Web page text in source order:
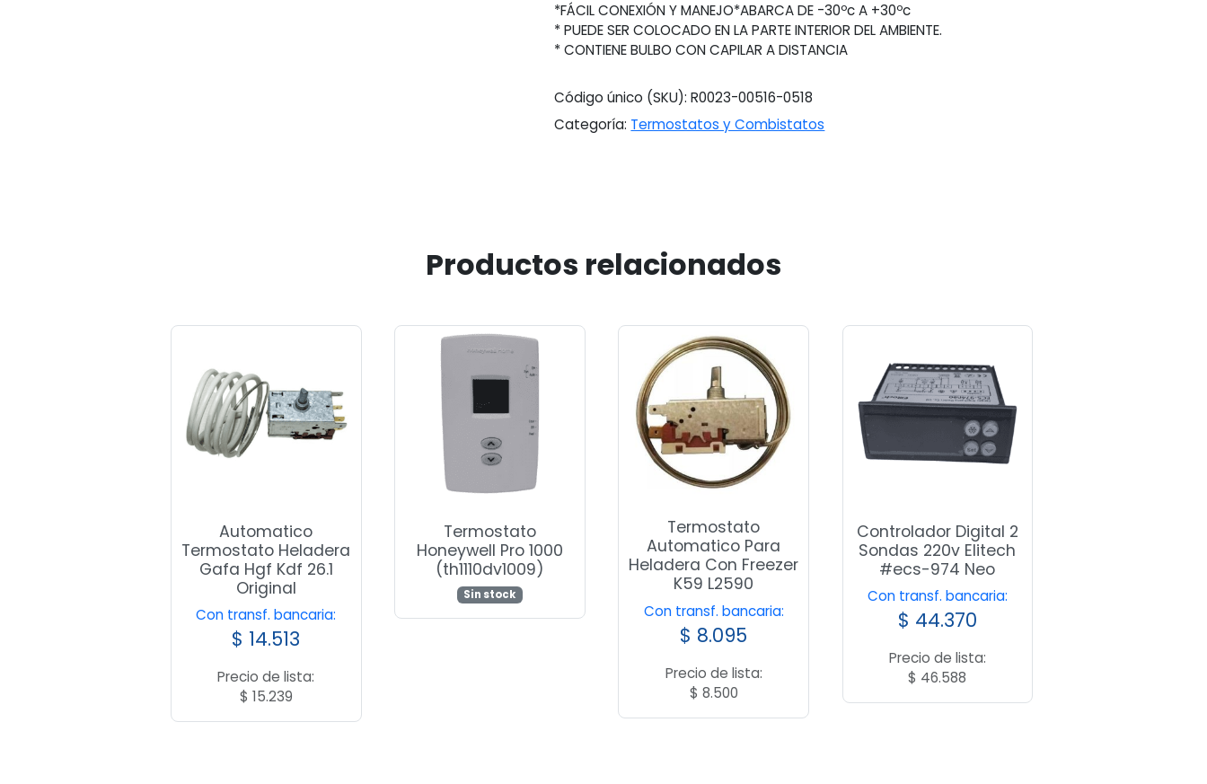
*FÁCIL CONEXIÓN Y MANEJO*ABARCA DE -30ºc A +30ºc
* PUEDE SER COLOCADO EN LA PARTE INTERIOR DEL AMBIENTE.
* CONTIENE BULBO CON CAPILAR A DISTANCIA
Código único (SKU):R0023-00516-0518
Categoría: Termostatos y Combistatos
Productos relacionados
Automatico
Termostato Heladera
Gafa Hgf Kdf 26.1
Original
Con transf. bancaria:
$ 14.513
Precio de lista:
$ 15.239
Termostato
Honeywell Pro 1000
(th1110dv1009)
Sin stock
Termostato
Automatico Para
Heladera Con Freezer
K59 L2590
Con transf. bancaria:
$ 8.095
Precio de lista:
$ 8.500
Controlador Digital 2
Sondas 220v Elitech
#ecs-974 Neo
Con transf. bancaria:
$ 44.370
Precio de lista:
$ 46.588